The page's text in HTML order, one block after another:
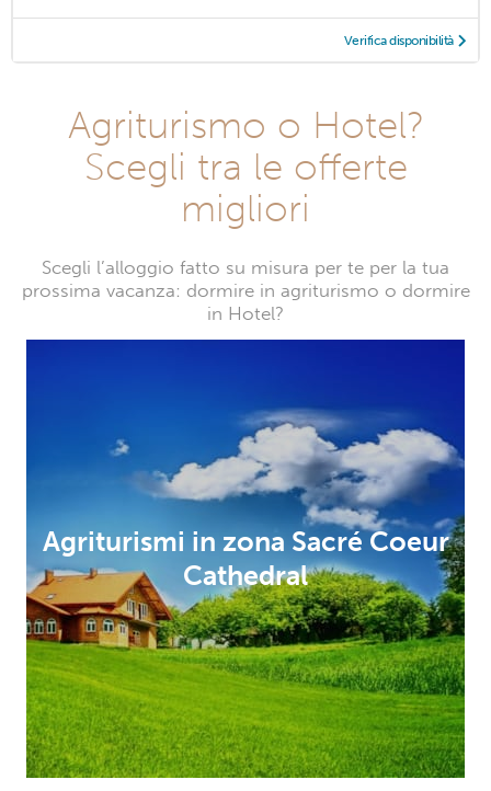
Verifica disponibilità
Agriturismo o Hotel?
Scegli tra le offerte
migliori
Scegli l’alloggio fatto su misura per te per la tua
prossima vacanza: dormire in agriturismo o dormire
in Hotel?
Agriturismi in zona Sacré Coeur
Cathedral